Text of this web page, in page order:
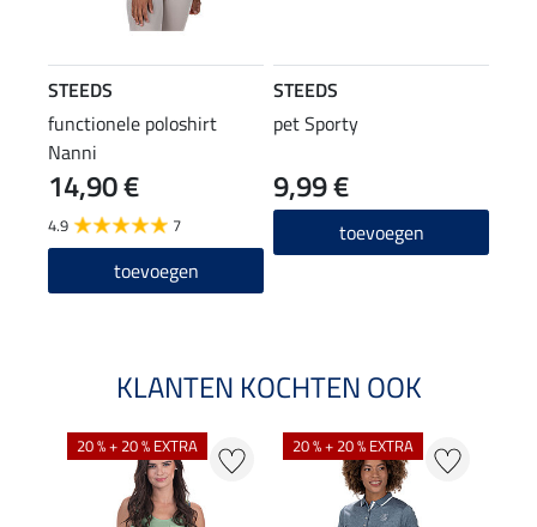
STEEDS
functionele poloshirt
Nanni
14,90 €
4.9 7
toevoegen
STEEDS
pet Sporty
9,99 €
toevoegen
KLANTEN KOCHTEN OOK
20 % + 20 % EXTRA 20 % + 20 % EXTRA